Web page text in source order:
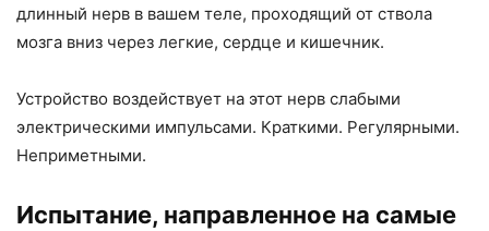
длинный нерв в вашем теле, проходящий от ствола
мозга вниз через легкие, сердце и кишечник.
Устройство воздействует на этот нерв слабыми
электрическими импульсами. Краткими. Регулярными.
Неприметными.
Испытание, направленное на самые